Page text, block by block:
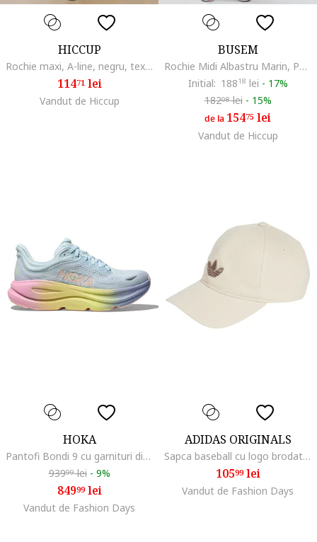
HICCUP
Rochie maxi, A-line, negru, textil
11471lei
Vandut de Hiccup
BUSEM
Rochie Midi Albastru Marin, Poliester, Fara Maneci, Decolteu Patrat
Initial: 18818 lei - 17%
18208lei - 15%
de la 15475 lei
Vandut de Hiccup
HOKA
Pantofi Bondi 9 cu garnituri din plasa pentru alergare, Albastru pastel/Galben deschis
93999lei - 9%
84999lei
Vandut de Fashion Days
ADIDAS ORIGINALS
Sapca baseball cu logo brodat Classic, Crem
10599lei
Vandut de Fashion Days